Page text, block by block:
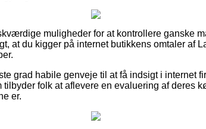
muligheder for at kontrollere ganske
at du kigger på internet butikkens omtaler af
grad habile genveje til at få indsigt i internet
folk at aflevere en evaluering af deres
er.